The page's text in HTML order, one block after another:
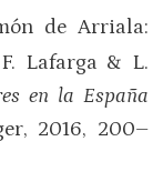
de Arriala:
Lafarga & L.
en la España
2016, 200–